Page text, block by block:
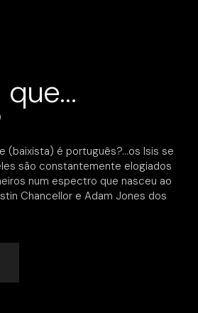
que…
(baixista) é português?…os Isis se
são constantemente elogiados
num espectro que nasceu ao
Chancellor e Adam Jones dos